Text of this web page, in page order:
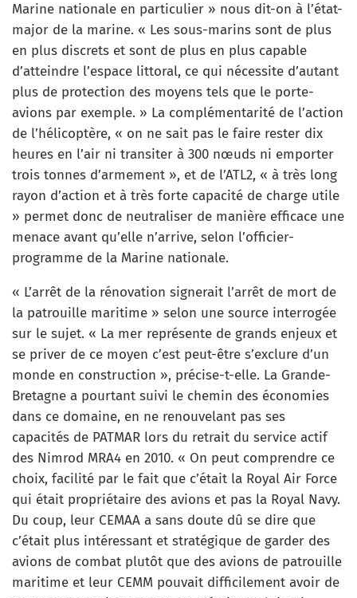
Marine nationale en particulier » nous dit-on à l’état-
major de la marine. « Les sous-marins sont de plus
en plus discrets et sont de plus en plus capable
d’atteindre l’espace littoral, ce qui nécessite d’autant
plus de protection des moyens tels que le porte-
avions par exemple. » La complémentarité de l’action
de l’hélicoptère, « on ne sait pas le faire rester dix
heures en l’air ni transiter à 300 nœuds ni emporter
trois tonnes d’armement », et de l’ATL2, « à très long
rayon d’action et à très forte capacité de charge utile
» permet donc de neutraliser de manière efficace une
menace avant qu’elle n’arrive, selon l’officier-
programme de la Marine nationale.
« L’arrêt de la rénovation signerait l’arrêt de mort de
la patrouille maritime » selon une source interrogée
sur le sujet. « La mer représente de grands enjeux et
se priver de ce moyen c’est peut-être s’exclure d’un
monde en construction », précise-t-elle. La Grande-
Bretagne a pourtant suivi le chemin des économies
dans ce domaine, en ne renouvelant pas ses
capacités de PATMAR lors du retrait du service actif
des Nimrod MRA4 en 2010. « On peut comprendre ce
choix, facilité par le fait que c’était la Royal Air Force
qui était propriétaire des avions et pas la Royal Navy.
Du coup, leur CEMAA a sans doute dû se dire que
c’était plus intéressant et stratégique de garder des
avions de combat plutôt que des avions de patrouille
maritime et leur CEMM pouvait difficilement avoir de